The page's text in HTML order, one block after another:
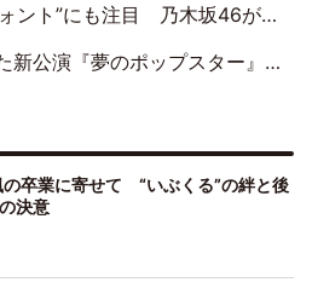
乃木坂46が挑んだ書道パフォーマンスの舞台裏
ポップスター』 初日から全身全霊のステージ
卒業に寄せて “いぶくる”の絆と後
決意